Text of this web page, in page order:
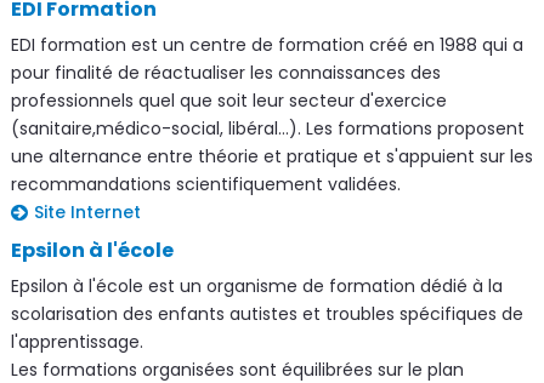
EDI Formation
EDI formation est un centre de formation créé en 1988 qui a
pour finalité de réactualiser les connaissances des
professionnels quel que soit leur secteur d'exercice
(sanitaire,médico-social, libéral...). Les formations proposent
une alternance entre théorie et pratique et s'appuient sur les
recommandations scientifiquement validées.
Site Internet
Epsilon à l'école
Epsilon à l'école est un organisme de formation dédié à la
scolarisation des enfants autistes et troubles spécifiques de
l'apprentissage.
Les formations organisées sont équilibrées sur le plan